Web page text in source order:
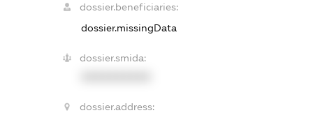
dossier.beneficiaries:
dossier.missingData
dossier.smida:
dossier.address: